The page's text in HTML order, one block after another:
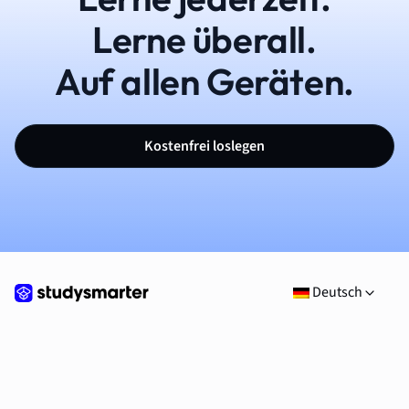
Lerne überall.
Auf allen Geräten.
Kostenfrei loslegen
Deutsch